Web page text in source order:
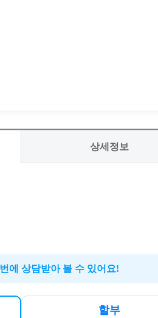
상세정보
에 상담받아 볼 수 있어요!
할부